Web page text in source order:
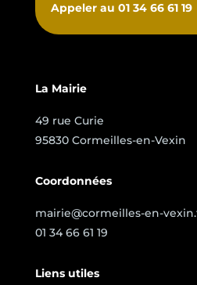
Appeler au 01 34 66 61 19
La Mairie
49 rue Curie
95830 Cormeilles-en-Vexin
Coordonnées
mairie@cormeilles-en-
01 34 66 61 19
Liens utiles